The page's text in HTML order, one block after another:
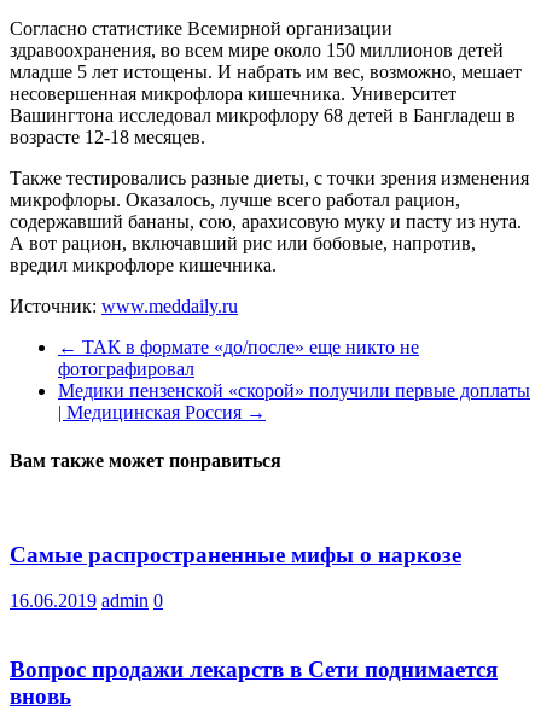
Согласно статистике Всемирной организации
здравоохранения, во всем мире около 150 миллионов детей
младше 5 лет истощены. И набрать им вес, возможно, мешает
несовершенная микрофлора кишечника. Университет
Вашингтона исследовал микрофлору 68 детей в Бангладеш в
возрасте 12-18 месяцев.
Также тестировались разные диеты, с точки зрения изменения
микрофлоры. Оказалось, лучше всего работал рацион,
содержавший бананы, сою, арахисовую муку и пасту из нута.
А вот рацион, включавший рис или бобовые, напротив,
вредил микрофлоре кишечника.
Источник: www.meddaily.ru
← ТАК в формате «до/после» еще никто не
фотографировал
Медики пензенской «скорой» получили первые доплаты
| Медицинская Россия →
Вам также может понравиться
Самые распространенные мифы о наркозе
16.06.2019 admin 0
Вопрос продажи лекарств в Сети поднимается
вновь